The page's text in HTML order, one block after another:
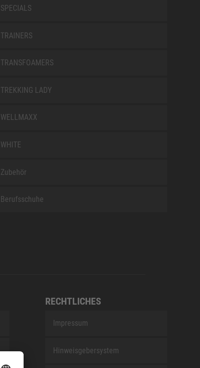
SPECIALS
TRAINERS
TRANSFOAMERS
TREKKING LADY
WELLMAXX
WHITE
Zubehör
Berufsschuhe
RECHTLICHES
Impressum
Hinweisgebersystem